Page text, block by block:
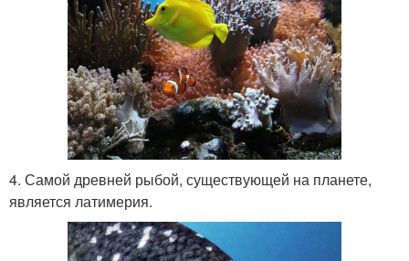
4. Самой древней рыбой, существующей на планете,
является латимерия.